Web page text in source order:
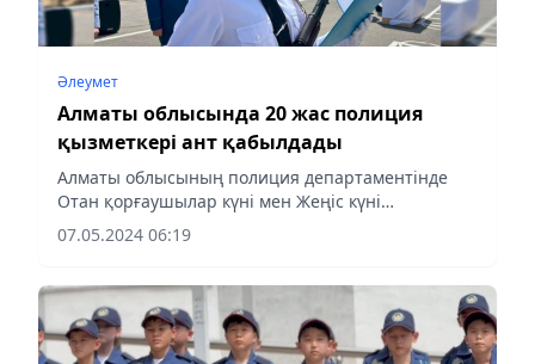
Әлеумет
Алматы облысында 20 жас полиция
қызметкері ант қабылдады
Алматы облысының полиция департаментінде
Отан қорғаушылар күні мен Жеңіс күні
қарсаңында өңірдегі полиция қызметкерлерін
ерлігі, мінсіз қызметі мен адалдығы үшін
07.05.2024 06:19